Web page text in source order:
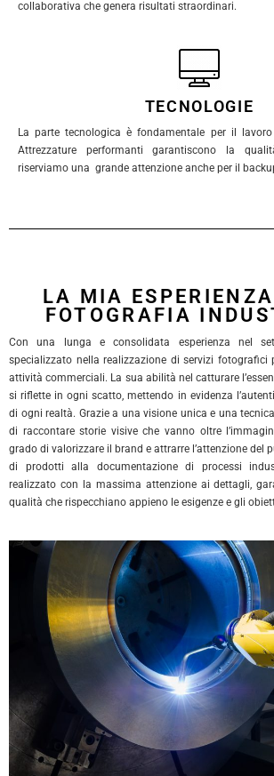
collaborativa che genera risultati straordinari.
TECNOLOGIE
La parte tecnologica è fondamentale per il
Attrezzature performanti garantiscono la
riserviamo una grande attenzione anche per il
LA MIA
FOTOGRAFIA
Con una lunga e consolidata esperienza nel
specializzato nella realizzazione di servizi fotografici
attività commerciali. La sua abilità nel catturare
si riflette in ogni scatto, mettendo in evidenza
di ogni realtà. Grazie a una visione unica e una
di raccontare storie visive che vanno oltre
grado di valorizzare il brand e attrarre l’attenzione del
di prodotti alla documentazione di processi
realizzato con la massima attenzione ai dettagli,
qualità che rispecchiano appieno le esigenze e gli